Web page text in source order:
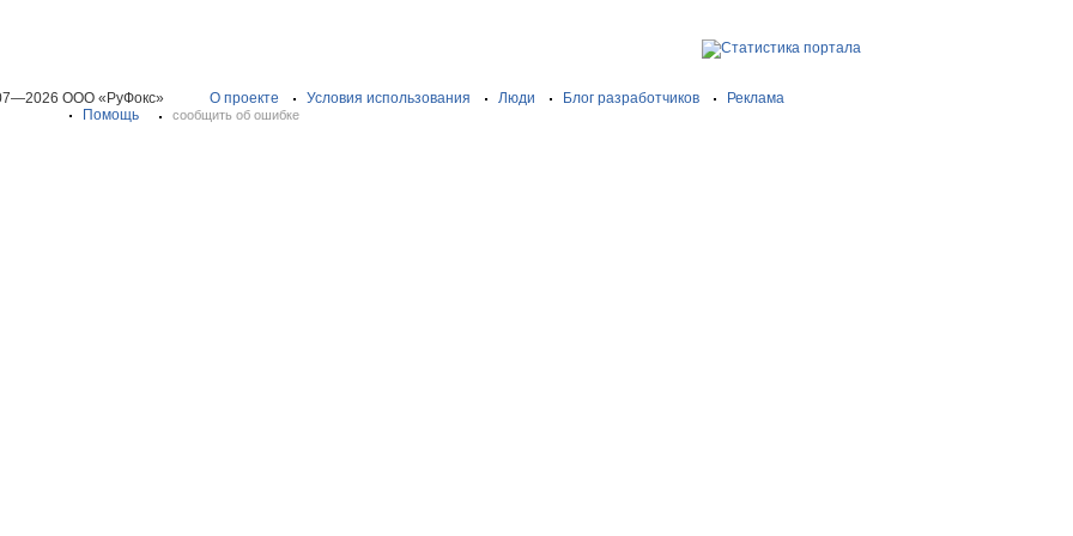
ООО «РуФокс» О проекте Условия использования Люди Блог разработчиков
Реклама
Помощь
сообщить об ошибке